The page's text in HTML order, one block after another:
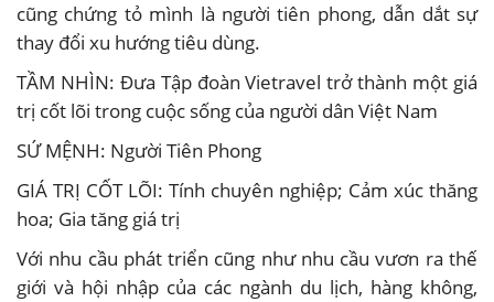
cũng chứng tỏ mình là người tiên phong, dẫn dắt sự
thay đổi xu hướng tiêu dùng.
TẦM NHÌN: Đưa Tập đoàn Vietravel trở thành một giá
trị cốt lõi trong cuộc sống của người dân Việt Nam
SỨ MỆNH: Người Tiên Phong
GIÁ TRỊ CỐT LÕI: Tính chuyên nghiệp; Cảm xúc thăng
hoa; Gia tăng giá trị
Với nhu cầu phát triển cũng như nhu cầu vươn ra thế
giới và hội nhập của các ngành du lịch, hàng không,